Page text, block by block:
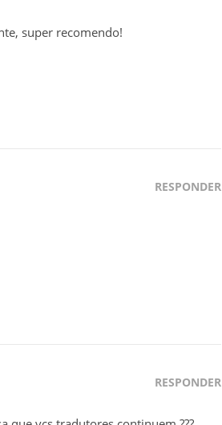
super recomendo!
RESPONDER
RESPONDER